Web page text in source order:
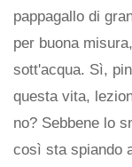
pappagallo di
per buona
sott'acqua. Sì,
questa vita,
no? Sebbene lo
così sta spiando